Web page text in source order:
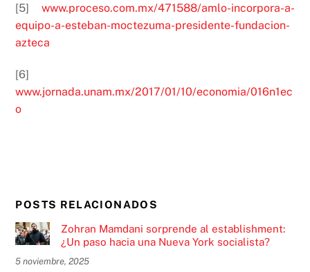
[5] www.proceso.com.mx/471588/amlo-incorpora-a-
equipo-a-esteban-moctezuma-presidente-fundacion-
azteca
[6]
www.jornada.unam.mx/2017/01/10/economia/016n1ec
o
POSTS RELACIONADOS
Zohran Mamdani sorprende al establishment:
¿Un paso hacia una Nueva York socialista?
5 noviembre, 2025